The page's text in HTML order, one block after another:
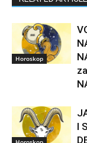
Horoskop
I